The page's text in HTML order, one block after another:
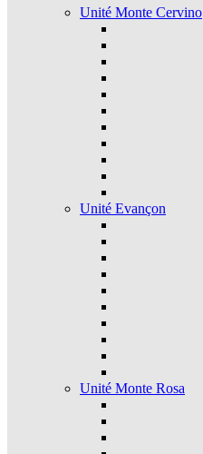
Unité Monte Cervino
Unité Evançon
Unité Monte Rosa